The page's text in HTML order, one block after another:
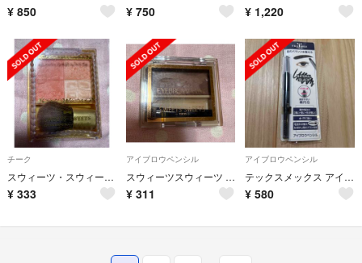
¥ 850 ¥ 750 ¥ 1,220
チーク
スウィーツ・スウィーツ プレミアムショコラチークス 03 お値下げ✨️
¥ 333
アイブロウペンシル
スウィーツスウィーツ アイブロウワックス 03 ピンクブラウン
¥ 311
アイブロウペンシル
テックスメックス アイブロウペンシル ナチュラルブラック(1本入)
¥ 580